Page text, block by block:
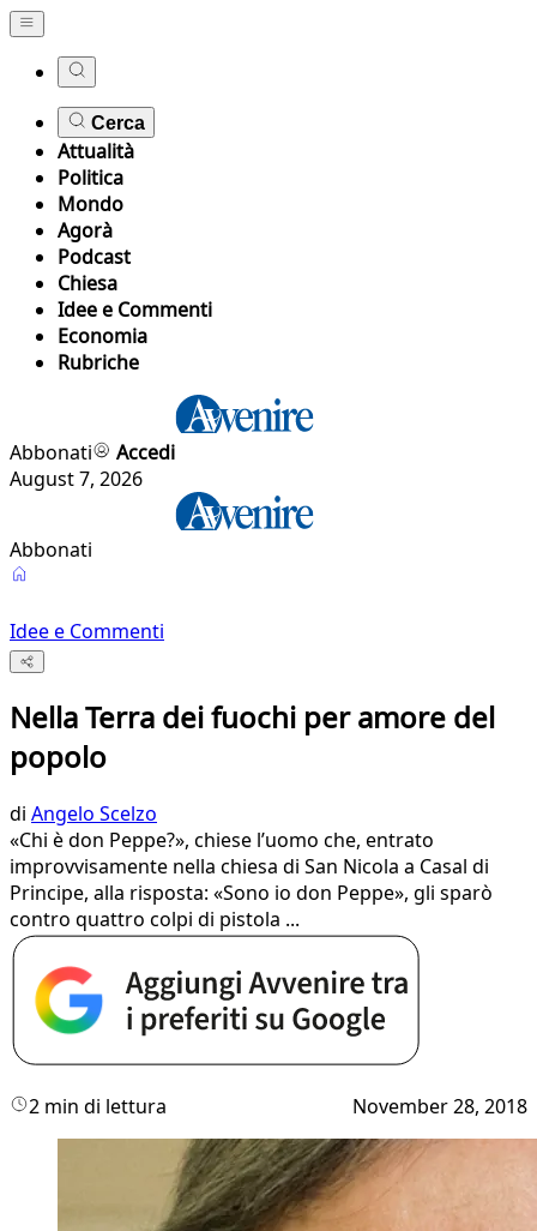
Cerca
Attualità
Politica
Mondo
Agorà
Podcast
Chiesa
Idee e Commenti
Economia
Rubriche
Abbonati
Accedi
August 7, 2026
Abbonati
Idee e Commenti
Nella Terra dei fuochi per amore del
popolo
di Angelo Scelzo
«Chi è don Peppe?», chiese l’uomo che, entrato
improvvisamente nella chiesa di San Nicola a Casal di
Principe, alla risposta: «Sono io don Peppe», gli sparò
contro quattro colpi di pistola ...
2 min di lettura November 28, 2018